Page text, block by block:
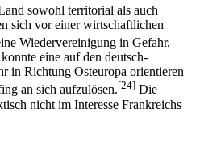
sowohl territorial als auch
sich vor einer wirtschaftlichen
Wiedervereinigung in Gefahr,
eine auf den deutsch-
in Richtung Osteuropa orientieren
an sich aufzulösen.[24] Die
nicht im Interesse Frankreichs